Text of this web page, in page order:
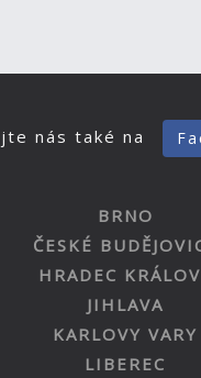
nás také na
BRNO
ČESKÉ
HRADEC
JIHLAVA
KARLOVY VARY
LIBEREC